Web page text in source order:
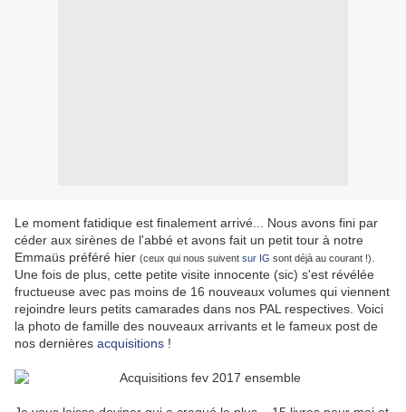
Le moment fatidique est finalement arrivé... Nous avons fini par
céder aux sirènes de l'abbé et avons fait un petit tour à notre
Emmaüs préféré hier (ceux qui nous suivent sur IG sont déjà au courant !)
Une fois de plus, cette petite visite innocente (sic) s'est révélée
fructueuse avec pas moins de 16 nouveaux volumes qui viennent
rejoindre leurs petits camarades dans nos PAL respectives. Voici
la photo de famille des nouveaux arrivants et le fameux post de
nos dernières acquisitions !